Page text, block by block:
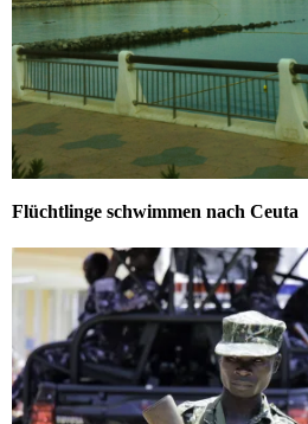
Flüchtlinge schwimmen nach Ceuta